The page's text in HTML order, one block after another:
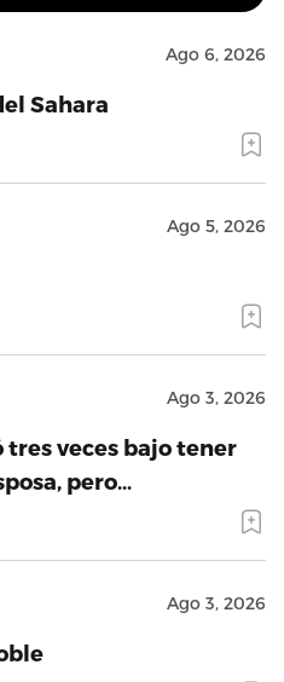
Ago 6, 2026
Sahara
Ago 5, 2026
Ago 3, 2026
tres veces bajo tener
pero…
Ago 3, 2026